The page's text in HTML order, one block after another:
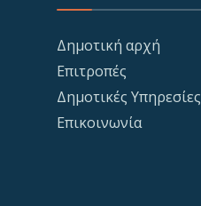
Δημοτική αρχή
Επιτροπές
Δημοτικές Υπηρεσίες
Επικοινωνία